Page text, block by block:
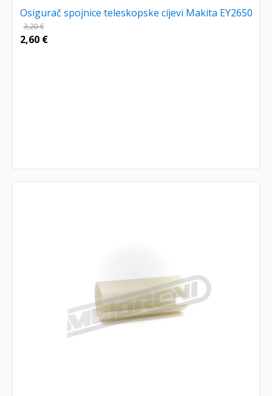
Osigurač spojnice teleskopske cijevi Makita EY2650
3,20€
2,60 €